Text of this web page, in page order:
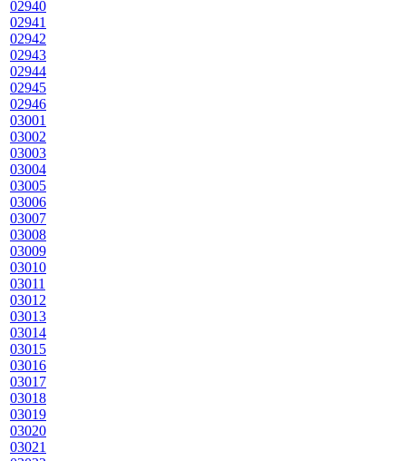
02940
02941
02942
02943
02944
02945
02946
03001
03002
03003
03004
03005
03006
03007
03008
03009
03010
03011
03012
03013
03014
03015
03016
03017
03018
03019
03020
03021